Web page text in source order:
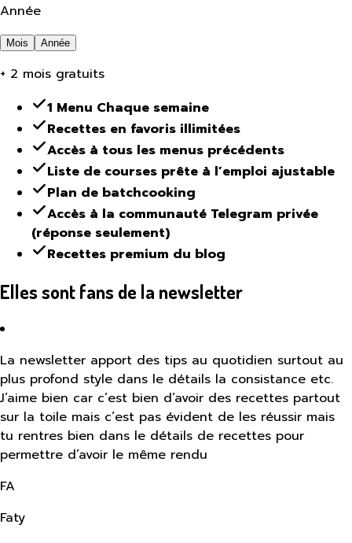
Année
Mois Année
+ 2 mois gratuits
1 Menu Chaque semaine
Recettes en favoris illimitées
Accès à tous les menus précédents
Liste de courses prête à l’emploi ajustable
Plan de batchcooking
Accès à la communauté Telegram privée
(réponse seulement)
Recettes premium du blog
Elles sont fans de la newsletter
La newsletter apport des tips au quotidien surtout au
plus profond style dans le détails la consistance etc.
J’aime bien car c’est bien d’avoir des recettes partout
sur la toile mais c’est pas évident de les réussir mais
tu rentres bien dans le détails de recettes pour
permettre d’avoir le même rendu
FA
Faty